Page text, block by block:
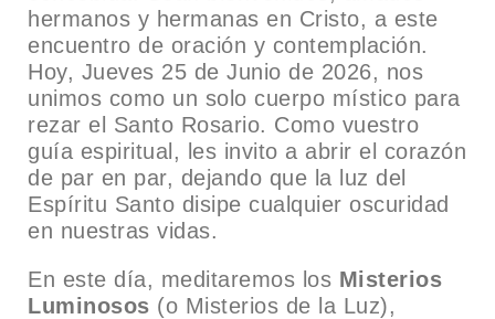
hermanos y hermanas en Cristo, a este
encuentro de oración y contemplación.
Hoy, Jueves 25 de Junio de 2026, nos
unimos como un solo cuerpo místico para
rezar el Santo Rosario. Como vuestro
guía espiritual, les invito a abrir el corazón
de par en par, dejando que la luz del
Espíritu Santo disipe cualquier oscuridad
en nuestras vidas.
En este día, meditaremos los Misterios
Luminosos (o Misterios de la Luz),